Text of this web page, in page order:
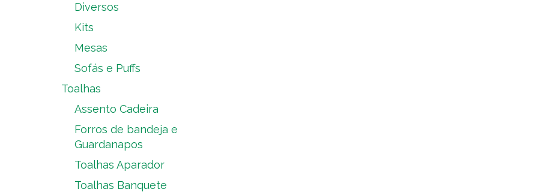
Diversos
Kits
Mesas
Sofás e Puffs
Toalhas
Assento Cadeira
Forros de bandeja e
Guardanapos
Toalhas Aparador
Toalhas Banquete